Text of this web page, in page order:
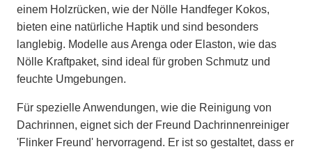
einem Holzrücken, wie der Nölle Handfeger Kokos,
bieten eine natürliche Haptik und sind besonders
langlebig. Modelle aus Arenga oder Elaston, wie das
Nölle Kraftpaket, sind ideal für groben Schmutz und
feuchte Umgebungen.
Für spezielle Anwendungen, wie die Reinigung von
Dachrinnen, eignet sich der Freund Dachrinnenreiniger
'Flinker Freund' hervorragend. Er ist so gestaltet, dass er